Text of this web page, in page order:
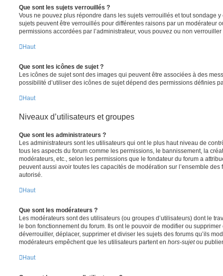
Que sont les sujets verrouillés ?
Vous ne pouvez plus répondre dans les sujets verrouillés et tout sondage
sujets peuvent être verrouillés pour différentes raisons par un modérateur
permissions accordées par l’administrateur, vous pouvez ou non
Haut
Que sont les icônes de sujet ?
Les icônes de sujet sont des images qui peuvent être associées à des
possibilité d’utiliser des icônes de sujet dépend des permissions définies
Haut
Niveaux d’utilisateurs et groupes
Que sont les administrateurs ?
Les administrateurs sont les utilisateurs qui ont le plus haut niveau de
tous les aspects du forum comme les permissions, le bannissement, la
modérateurs, etc., selon les permissions que le fondateur du forum a
peuvent aussi avoir toutes les capacités de modération sur l’ensemble
autorisé.
Haut
Que sont les modérateurs ?
Les modérateurs sont des utilisateurs (ou groupes d’utilisateurs) dont le
le bon fonctionnement du forum. Ils ont le pouvoir de modifier ou
déverrouiller, déplacer, supprimer et diviser les sujets des forums qu’ils
modérateurs empêchent que les utilisateurs partent en hors-sujetou
Haut